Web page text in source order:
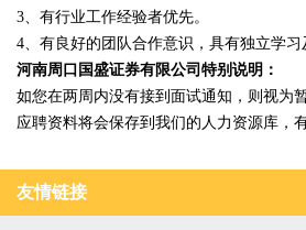
3、有行业工作经验者优先。
4、有良好的团队合作意识，具有独立学习
河南周口国盛证券有限公司特别说明：
如您在两周内没有接到面试通知，则视为
应聘资料将会保存到我们的人力资源库，
友情链接